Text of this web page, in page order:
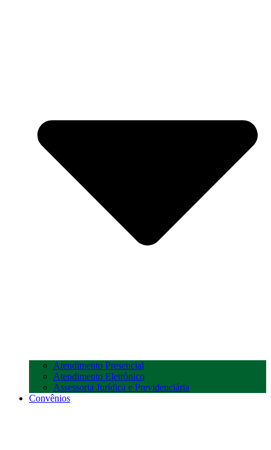
Atendimento Presencial
Atendimento Eletrônico
Assessoria Jurídica e Previdenciária
Convênios